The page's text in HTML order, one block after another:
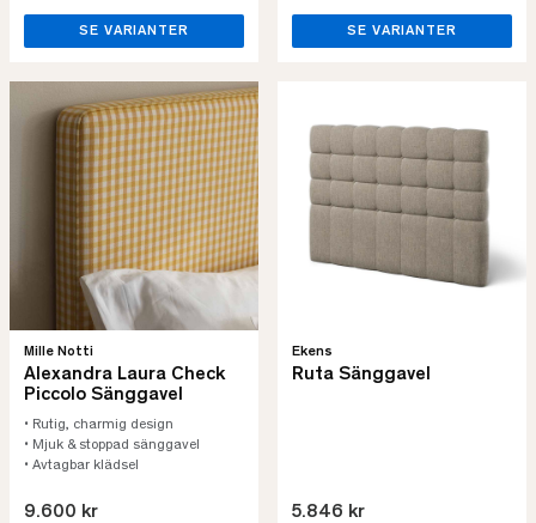
SE VARIANTER SE VARIANTER
Mille Notti
Alexandra Laura Check
Piccolo Sänggavel
• Rutig, charmig design
• Mjuk & stoppad sänggavel
• Avtagbar klädsel
9.600 kr
Ekens
Ruta Sänggavel
5.846 kr